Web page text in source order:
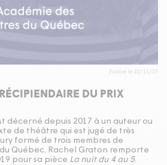
Publié le 22/11/19
DU PRIX
décerné depuis 2017 à un auteur ou
de théâtre qui est jugé de très
formé de trois membres de
Québec. Rachel Graton remporte
pour sa pièce La nuit du 4 au 5.